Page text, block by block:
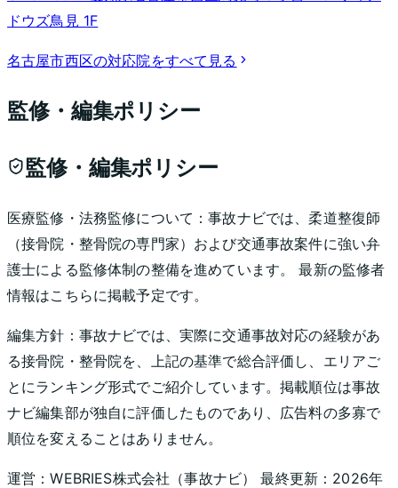
ドウズ鳥見 1F
名古屋市西区の対応院をすべて見る
監修・編集ポリシー
監修・編集ポリシー
医療監修・法務監修について：事故ナビでは、柔道整復師
（接骨院・整骨院の専門家）および交通事故案件に強い弁
護士による監修体制の整備を進めています。 最新の監修者
情報はこちらに掲載予定です。
編集方針： 事故ナビでは、実際に交通事故対応の経験があ
る接骨院・整骨院を、上記の基準で総合評価し、エリアご
とにランキング形式でご紹介しています。掲載順位は事故
ナビ編集部が独自に評価したものであり、広告料の多寡で
順位を変えることはありません。
運営：WEBRIES株式会社 （事故ナビ） 最終更新： 2026年